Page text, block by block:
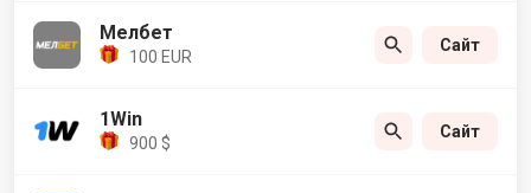
Мелбет
100 EUR
Сайт
1Win
900 $
Сайт